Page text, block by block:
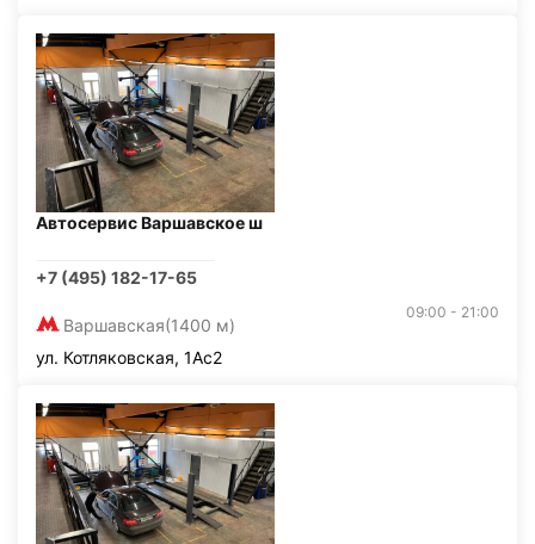
Автосервис Варшавское ш
+7 (495) 182-17-65
Варшавская(1400 м)
09:00 - 21:00
ул. Котляковская, 1Ас2